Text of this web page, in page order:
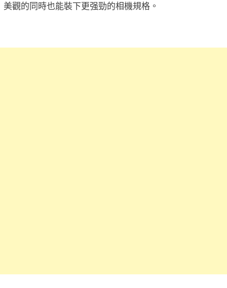
美觀的同時也能裝下更强勁的相機規格。